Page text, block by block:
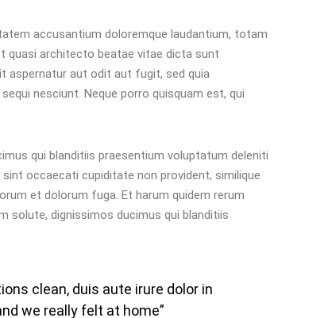
accusantium doloremque laudantium, totam
quasi architecto beatae vitae dicta sunt
aspernatur aut odit aut fugit, sed quia
nesciunt. Neque porro quisquam est, qui
qui blanditiis praesentium voluptatum deleniti
occaecati cupiditate non provident, similique
et dolorum fuga. Et harum quidem rerum
solute, dignissimos ducimus qui blanditiis
clean, duis aute irure dolor in
we really felt at home”